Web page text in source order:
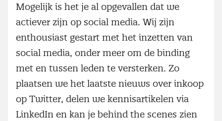
Mogelijk is het je al opgevallen dat we
actiever zijn op social media. Wij zijn
enthousiast gestart met het inzetten van
social media, onder meer om de binding
met en tussen leden te versterken. Zo
plaatsen we het laatste nieuws over inkoop
op Twitter, delen we kennisartikelen via
LinkedIn en kan je behind the scenes zien